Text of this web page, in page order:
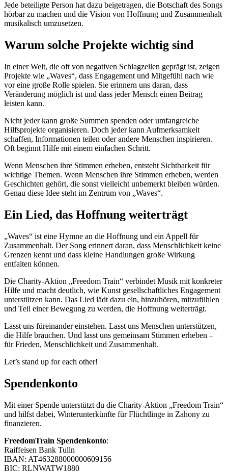
Jede beteiligte Person hat dazu beigetragen, die Botschaft des Songs
hörbar zu machen und die Vision von Hoffnung und Zusammenhalt
musikalisch umzusetzen.
Warum solche Projekte wichtig sind
In einer Welt, die oft von negativen Schlagzeilen geprägt ist, zeigen
Projekte wie „Waves“, dass Engagement und Mitgefühl nach wie
vor eine große Rolle spielen. Sie erinnern uns daran, dass
Veränderung möglich ist und dass jeder Mensch einen Beitrag
leisten kann.
Nicht jeder kann große Summen spenden oder umfangreiche
Hilfsprojekte organisieren. Doch jeder kann Aufmerksamkeit
schaffen, Informationen teilen oder andere Menschen inspirieren.
Oft beginnt Hilfe mit einem einfachen Schritt.
Wenn Menschen ihre Stimmen erheben, entsteht Sichtbarkeit für
wichtige Themen. Wenn Menschen ihre Stimmen erheben, werden
Geschichten gehört, die sonst vielleicht unbemerkt bleiben würden.
Genau diese Idee steht im Zentrum von „Waves“.
Ein Lied, das Hoffnung weiterträgt
„Waves“ ist eine Hymne an die Hoffnung und ein Appell für
Zusammenhalt. Der Song erinnert daran, dass Menschlichkeit keine
Grenzen kennt und dass kleine Handlungen große Wirkung
entfalten können.
Die Charity-Aktion „Freedom Train“ verbindet Musik mit konkreter
Hilfe und macht deutlich, wie Kunst gesellschaftliches Engagement
unterstützen kann. Das Lied lädt dazu ein, hinzuhören, mitzufühlen
und Teil einer Bewegung zu werden, die Hoffnung weiterträgt.
Lasst uns füreinander einstehen. Lasst uns Menschen unterstützen,
die Hilfe brauchen. Und lasst uns gemeinsam Stimmen erheben –
für Frieden, Menschlichkeit und Zusammenhalt.
Let’s stand up for each other!
Spendenkonto
Mit einer Spende unterstützt du die Charity-Aktion „Freedom Train“
und hilfst dabei, Winterunterkünfte für Flüchtlinge in Zahony zu
finanzieren.
FreedomTrain Spendenkonto:
Raiffeisen Bank Tulln
IBAN: AT463288000000609156
BIC: RLNWATW1880